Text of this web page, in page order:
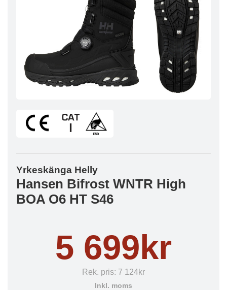
Yrkeskänga Helly
Hansen Bifrost WNTR High
BOA O6 HT S46
5 699kr
Rek. pris: 7 124kr
Inkl. moms